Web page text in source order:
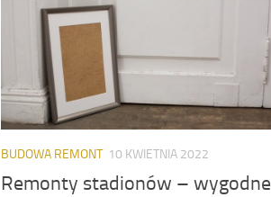
BUDOWA REMONT 10 KWIETNIA 2022
Remonty stadionów – wygodne